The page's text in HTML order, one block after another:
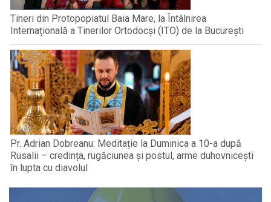
Tineri din Protopopiatul Baia Mare, la Întâlnirea
Internațională a Tinerilor Ortodocși (ITO) de la București
Pr. Adrian Dobreanu: Meditație la Duminica a 10-a după
Rusalii – credința, rugăciunea și postul, arme duhovnicești
în lupta cu diavolul